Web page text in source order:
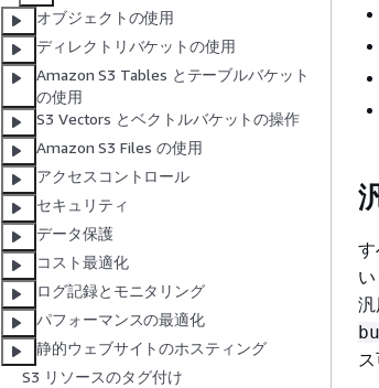
オブジェクトの使用
ディレクトリバケットの使用
Amazon S3 Tables とテーブルバケット
の使用
S3 Vectors とベクトルバケットの操作
Amazon S3 Files の使用
アクセスコントロール
セキュリティ
データ保護
コスト最適化
ログ記録とモニタリング
パフォーマンスの最適化
静的ウェブサイトのホスティング
S3 リソースのタグ付け